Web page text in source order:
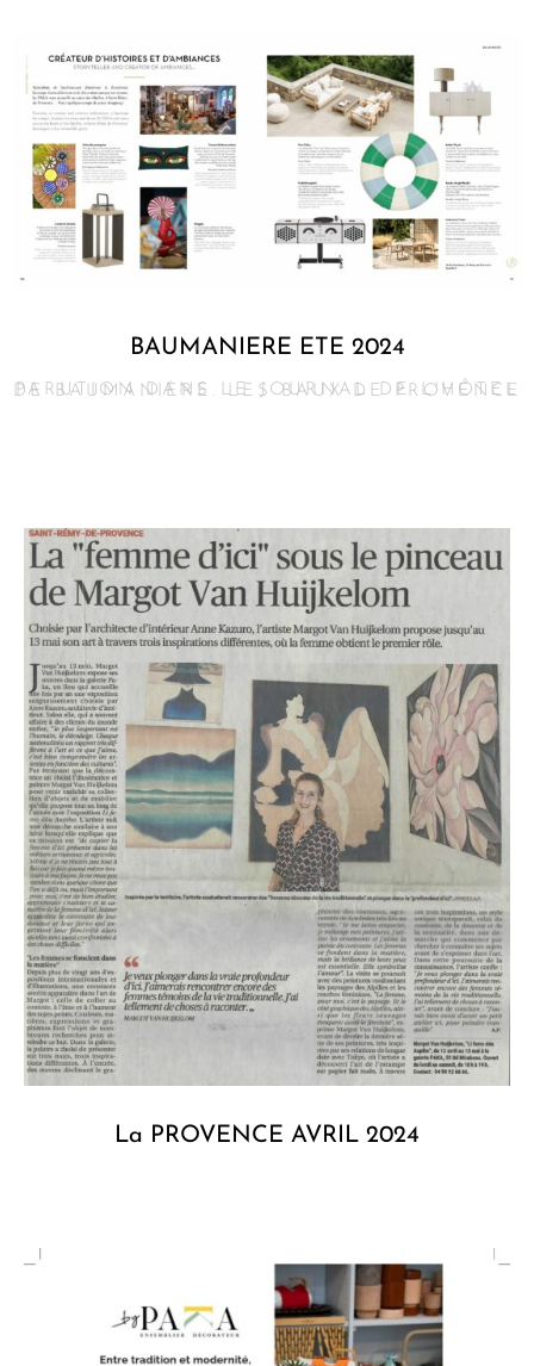
BAUMANIERE ETE 2024
PARUTION DANS LE JOURNAL DE L'HÔTEL DE BAUMANIÈRE. LES BAUX DE PROVENCE
La PROVENCE AVRIL 2024